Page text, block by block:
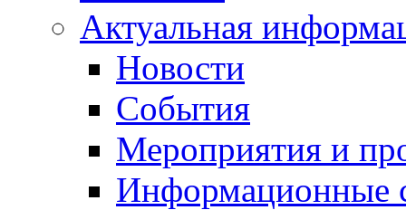
Актуальная
Новости
События
Мероприятия и
Информационные